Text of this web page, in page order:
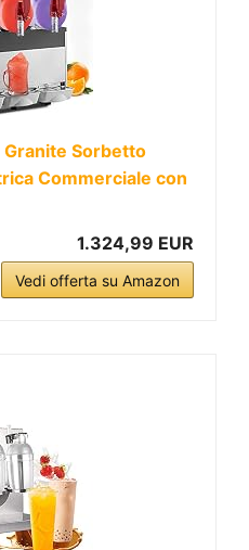
Granite Sorbetto
Commerciale con
1.324,99 EUR
Vedi offerta su Amazon